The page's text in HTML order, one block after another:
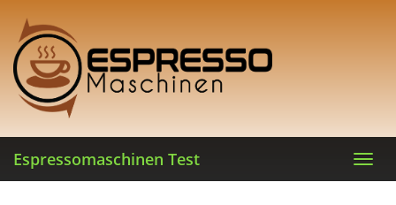
main
content
Espressomaschinen Test